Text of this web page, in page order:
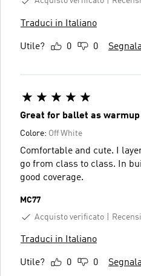
Traduci in Italiano
Utile? 0 0
Great for ballet as
Colore: Off White
Comfortable and cute. I
go from class to class. In
good coverage.
MC77
Acquisto verificato
Traduci in Italiano
Utile? 0 0